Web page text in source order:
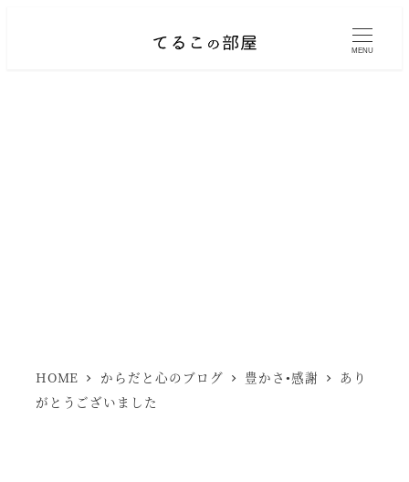
MENU
HOME からだと心のブログ 豊かさ•感謝
あり
がとうございました